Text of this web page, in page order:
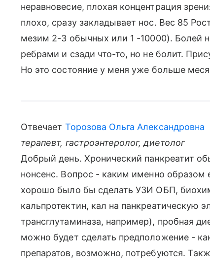
неравновесие, плохая концентрация
плохо, сразу закладывает нос. Вес 85
мезим 2-3 обычных или 1 -10000). Болей
ребрами и сзади что-то, но не болит.
Но это состояние у меня уже больше
Отвечает Торозова Ольга Александровна
терапевт, гастроэнтеролог, диетолог
Добрый день. Хронический панкреатит
нонсенс. Вопрос - каким именно образом
хорошо было бы сделать УЗИ ОБП,
кальпротектин, кал на панкреатическую
трансглутаминаза, например), пробная
можно будет сделать предположение -
препаратов, возможно, потребуются.